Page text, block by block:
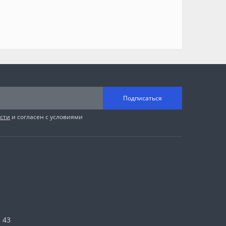
Подписаться
и согласен с условиями
43